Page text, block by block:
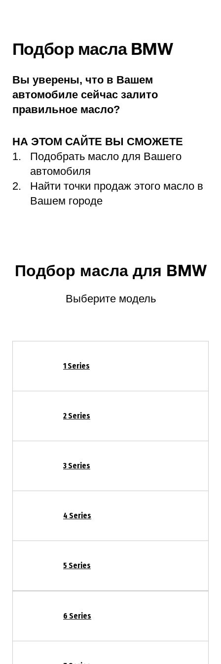
Подбор масла BMW
Вы уверены, что в Вашем
автомобиле сейчас залито
правильное масло?
НА ЭТОМ САЙТЕ ВЫ СМОЖЕТЕ
Подобрать масло для Вашего
автомобиля
Найти точки продаж этого масло в
Вашем городе
Подбор масла для BMW
Выберите модель
1 Series
2 Series
3 Series
4 Series
5 Series
6 Series